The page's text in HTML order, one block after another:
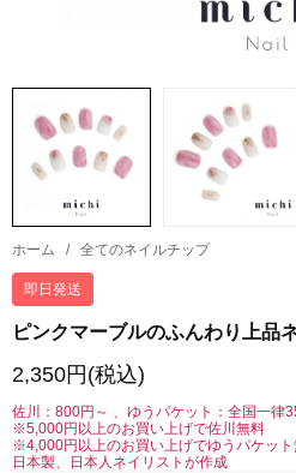
ホーム / 全てのネイルチップ
即日発送
ピンクマーブルのふんわり上品
2,350円(税込)
佐川：800円～ 、ゆうパケット：全国一律
※5,000円以上のお買い上げで佐川無料
※4,000円以上のお買い上げでゆうパケット
日本製、日本人ネイリストが作成